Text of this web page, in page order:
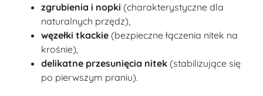
zgrubienia i nopki (charakterystyczne dla
naturalnych przędz),
węzełki tkackie (bezpieczne łączenia nitek na
krośnie),
delikatne przesunięcia nitek (stabilizujące się
po pierwszym praniu).